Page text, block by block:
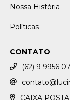
Nossa História
Políticas
CONTATO
(62) 9 9956
CAIXA